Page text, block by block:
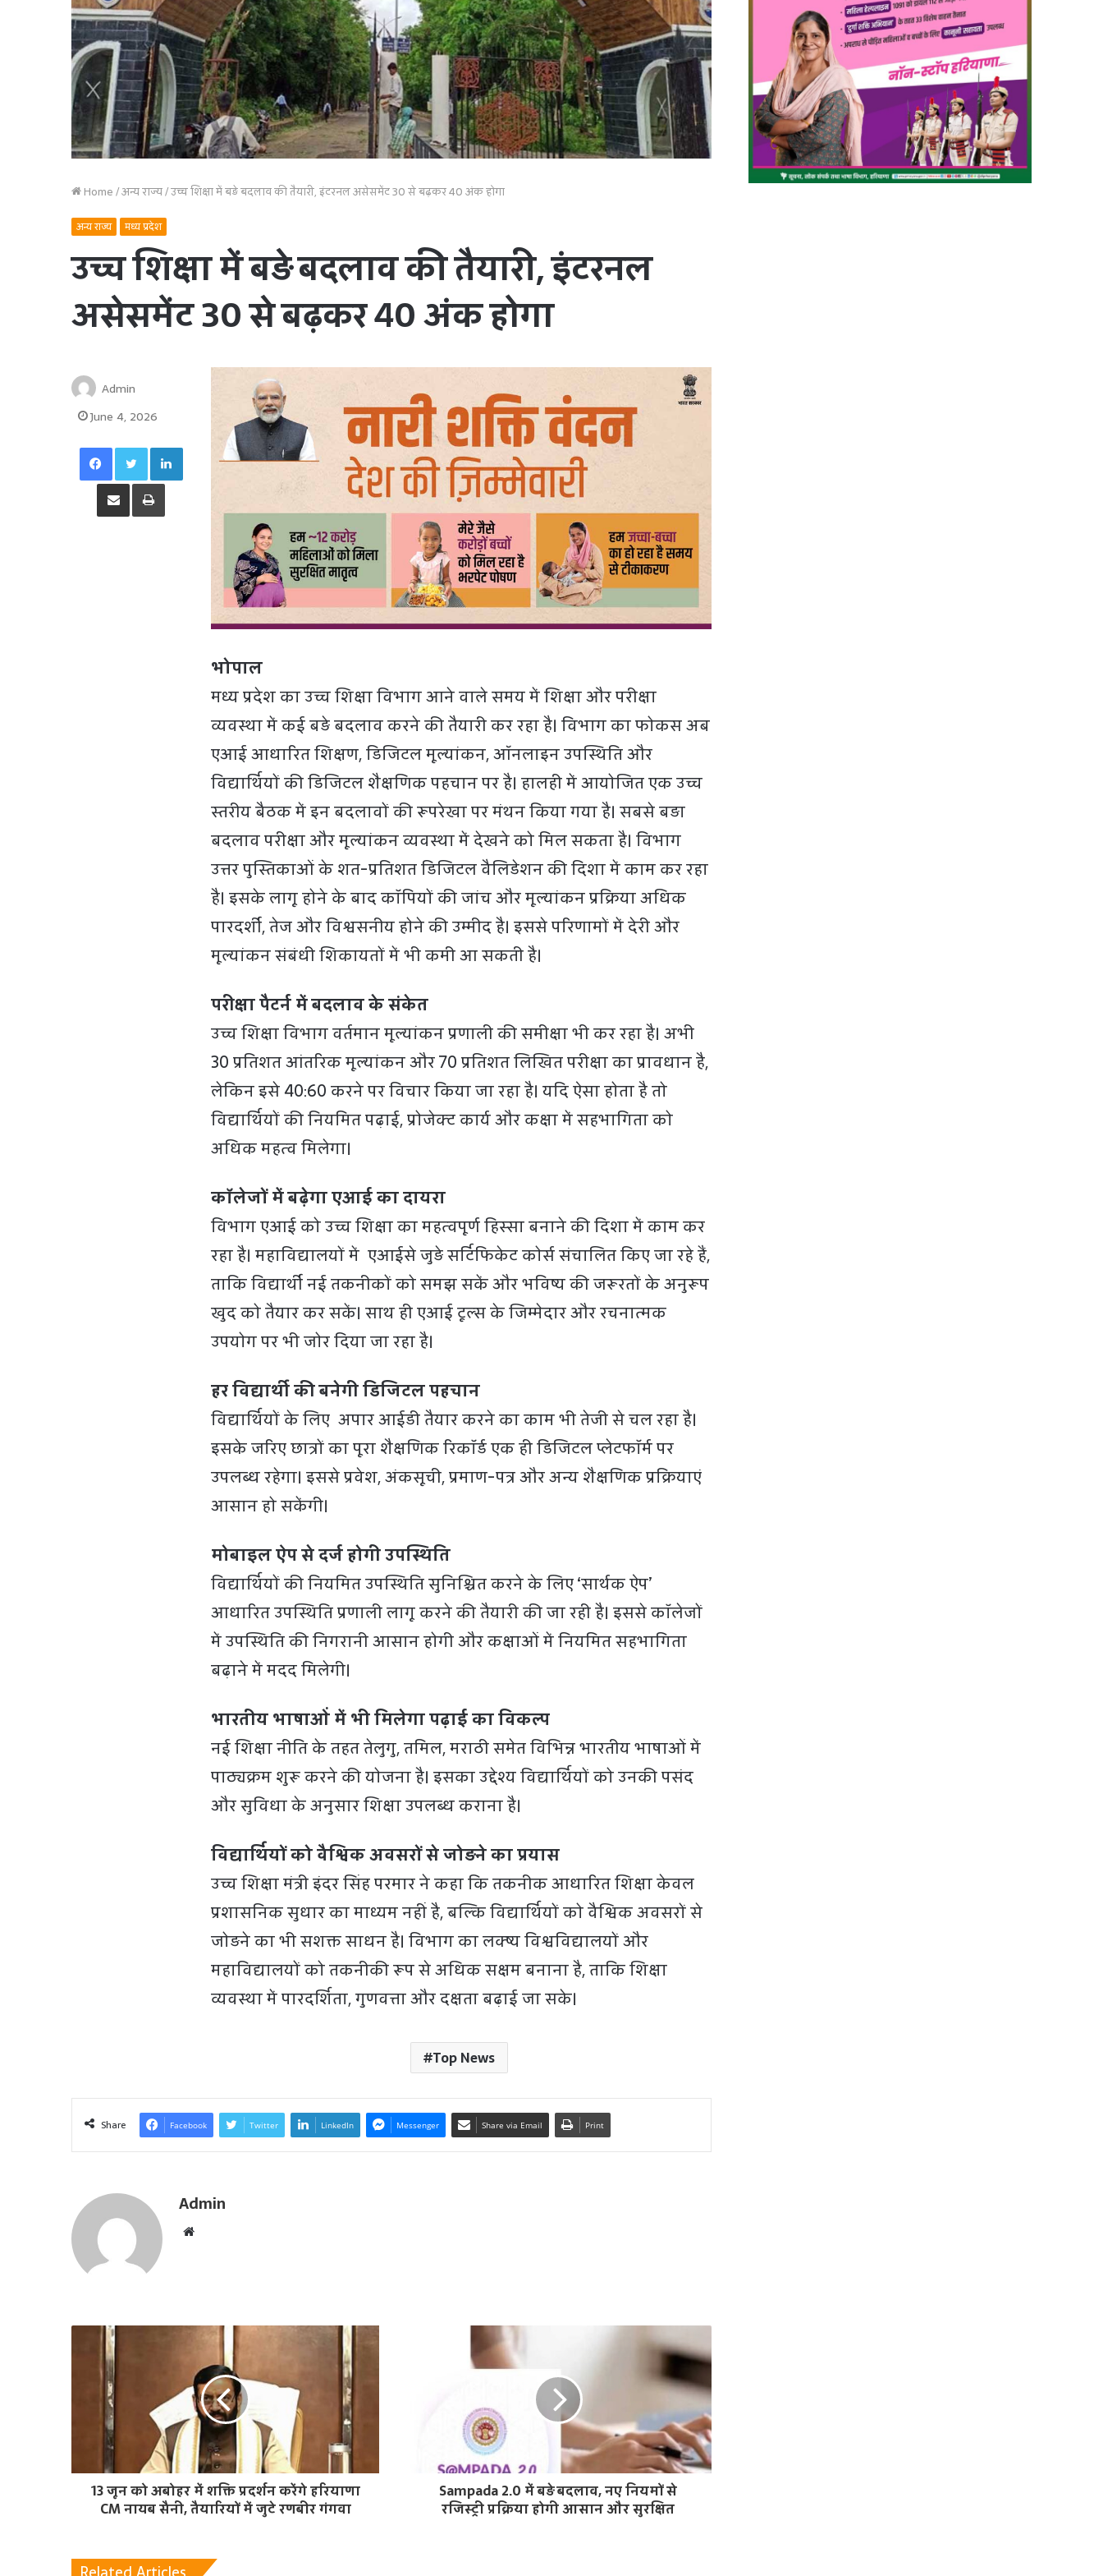
Home/अन्य राज्य/उच्च शिक्षा में बड़े बदलाव की तैयारी, इंटरनल असेसमेंट 30 से बढ़कर 40 अंक होगा
अन्य राज्य मध्य प्रदेश
उच्च शिक्षा में बड़े बदलाव की तैयारी, इंटरनल
असेसमेंट 30 से बढ़कर 40 अंक होगा
भोपाल
मध्य प्रदेश का उच्च शिक्षा विभाग आने वाले समय में शिक्षा और परीक्षा
व्यवस्था में कई बड़े बदलाव करने की तैयारी कर रहा है। विभाग का फोकस अब
एआई आधारित शिक्षण, डिजिटल मूल्यांकन, ऑनलाइन उपस्थिति और
विद्यार्थियों की डिजिटल शैक्षणिक पहचान पर है। हालही में आयोजित एक उच्च
स्तरीय बैठक में इन बदलावों की रूपरेखा पर मंथन किया गया है। सबसे बड़ा
बदलाव परीक्षा और मूल्यांकन व्यवस्था में देखने को मिल सकता है। विभाग
उत्तर पुस्तिकाओं के शत-प्रतिशत डिजिटल वैलिडेशन की दिशा में काम कर रहा
है। इसके लागू होने के बाद कॉपियों की जांच और मूल्यांकन प्रक्रिया अधिक
पारदर्शी, तेज और विश्वसनीय होने की उम्मीद है। इससे परिणामों में देरी और
मूल्यांकन संबंधी शिकायतों में भी कमी आ सकती है।
परीक्षा पैटर्न में बदलाव के संकेत
उच्च शिक्षा विभाग वर्तमान मूल्यांकन प्रणाली की समीक्षा भी कर रहा है। अभी
30 प्रतिशत आंतरिक मूल्यांकन और 70 प्रतिशत लिखित परीक्षा का प्रावधान है,
लेकिन इसे 40:60 करने पर विचार किया जा रहा है। यदि ऐसा होता है तो
विद्यार्थियों की नियमित पढ़ाई, प्रोजेक्ट कार्य और कक्षा में सहभागिता को
अधिक महत्व मिलेगा।
कॉलेजों में बढ़ेगा एआई का दायरा
विभाग एआई को उच्च शिक्षा का महत्वपूर्ण हिस्सा बनाने की दिशा में काम कर
रहा है। महाविद्यालयों में एआईसे जुड़े सर्टिफिकेट कोर्स संचालित किए जा रहे हैं,
ताकि विद्यार्थी नई तकनीकों को समझ सकें और भविष्य की जरूरतों के अनुरूप
खुद को तैयार कर सकें। साथ ही एआई टूल्स के जिम्मेदार और रचनात्मक
उपयोग पर भी जोर दिया जा रहा है।
हर विद्यार्थी की बनेगी डिजिटल पहचान
विद्यार्थियों के लिए अपार आईडी तैयार करने का काम भी तेजी से चल रहा है।
इसके जरिए छात्रों का पूरा शैक्षणिक रिकॉर्ड एक ही डिजिटल प्लेटफॉर्म पर
उपलब्ध रहेगा। इससे प्रवेश, अंकसूची, प्रमाण-पत्र और अन्य शैक्षणिक प्रक्रियाएं
आसान हो सकेंगी।
मोबाइल ऐप से दर्ज होगी उपस्थिति
विद्यार्थियों की नियमित उपस्थिति सुनिश्चित करने के लिए ‘सार्थक ऐप’
आधारित उपस्थिति प्रणाली लागू करने की तैयारी की जा रही है। इससे कॉलेजों
में उपस्थिति की निगरानी आसान होगी और कक्षाओं में नियमित सहभागिता
बढ़ाने में मदद मिलेगी।
भारतीय भाषाओं में भी मिलेगा पढ़ाई का विकल्प
नई शिक्षा नीति के तहत तेलुगु, तमिल, मराठी समेत विभिन्न भारतीय भाषाओं में
पाठ्यक्रम शुरू करने की योजना है। इसका उद्देश्य विद्यार्थियों को उनकी पसंद
और सुविधा के अनुसार शिक्षा उपलब्ध कराना है।
विद्यार्थियों को वैश्विक अवसरों से जोड़ने का प्रयास
उच्च शिक्षा मंत्री इंदर सिंह परमार ने कहा कि तकनीक आधारित शिक्षा केवल
प्रशासनिक सुधार का माध्यम नहीं है, बल्कि विद्यार्थियों को वैश्विक अवसरों से
जोड़ने का भी सशक्त साधन है। विभाग का लक्ष्य विश्वविद्यालयों और
महाविद्यालयों को तकनीकी रूप से अधिक सक्षम बनाना है, ताकि शिक्षा
व्यवस्था में पारदर्शिता, गुणवत्ता और दक्षता बढ़ाई जा सके।
Top News
Admin
June 4, 2026
Facebook Twitter LinkedIn
Share via Email Print
Share Facebook Twitter LinkedIn Messenger Share via Email Print
Admin
t
13 जून को अबोहर में शक्ति प्रदर्शन करेंगे हरियाणा
CM नायब सैनी, तैयारियों में जुटे रणबीर गंगवा
Sampada 2.0 में बड़े बदलाव, नए नियमों से
रजिस्ट्री प्रक्रिया होगी आसान और सुरक्षित